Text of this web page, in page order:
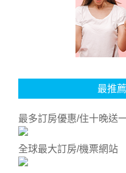
最推
最多訂房優惠/住十晚送
全球最大訂房/機票網站